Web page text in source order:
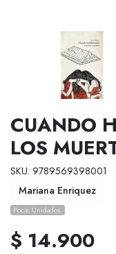
CUANDO
LOS
SKU: 9789569398001
Mariana Enriquez
Pocas Unidades.
$ 14.900